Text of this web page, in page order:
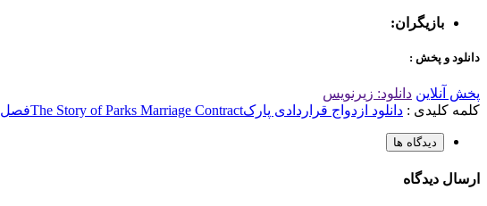
بازیگران:
دانلود و پخش :
پخش آنلاین دانلود: زیرنویس
کلمه کلیدی : دانلود ازدواج قراردادی پارکThe Story of Parks Marriage Contractفصل 1 قسمت 11
دیدگاه ها
ارسال دیدگاه